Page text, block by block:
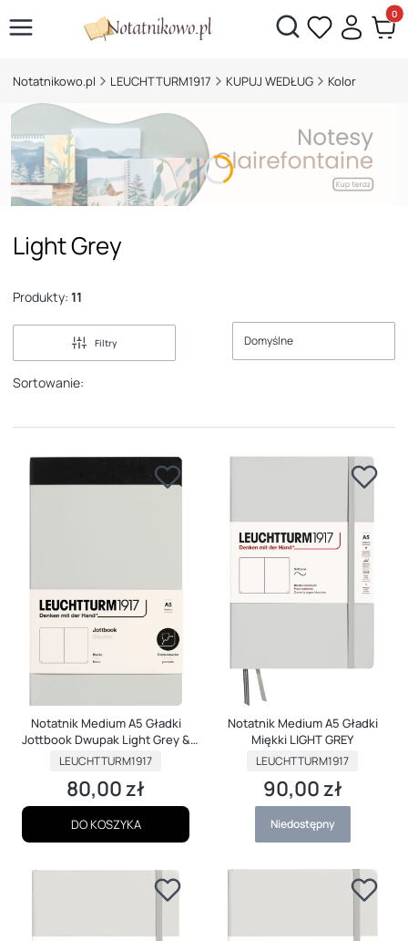
Otwórz wyszukiwarkę
Notatnikowo.pl LEUCHTTURM1917 KUPUJ WEDŁUG Kolor
Light Grey
Produkty: 11
Filtry
Sortowanie:
Domyślne
Notatnik Medium A5 Gładki
Jottbook Dwupak Light Grey &
Black
PRODUCENT
LEUCHTTURM1917
Cena
80,00 zł
DO KOSZYKA
Notatnik Medium A5 Gładki
Miękki LIGHT GREY
PRODUCENT
LEUCHTTURM1917
Cena
90,00 zł
Niedostępny